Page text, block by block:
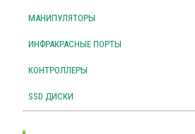
МАНИПУЛЯТОРЫ
ИНФРАКРАСНЫЕ ПОРТЫ
КОНТРОЛЛЕРЫ
SSD ДИСКИ